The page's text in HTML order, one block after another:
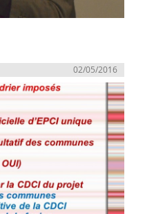
02/05/2016